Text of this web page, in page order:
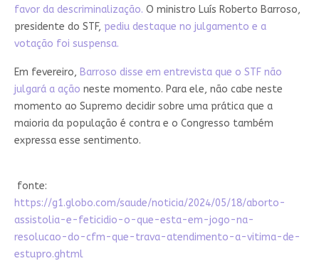
favor da descriminalização. O ministro Luís Roberto Barroso,
presidente do STF, pediu destaque no julgamento e a
votação foi suspensa.
Em fevereiro, Barroso disse em entrevista que o STF não
julgará a ação neste momento. Para ele, não cabe neste
momento ao Supremo decidir sobre uma prática que a
maioria da população é contra e o Congresso também
expressa esse sentimento.
fonte:
https://g1.globo.com/saude/noticia/2024/05/18/aborto-
assistolia-e-feticidio-o-que-esta-em-jogo-na-
resolucao-do-cfm-que-trava-atendimento-a-vitima-de-
estupro.ghtml